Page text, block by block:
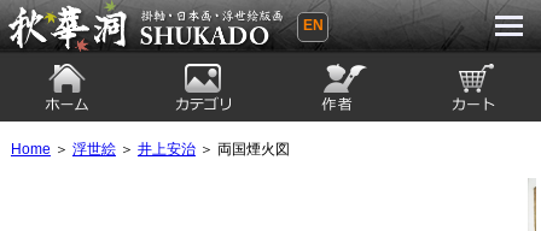
秋華洞 SHUKADO 掛軸・日本画・浮世
EN
Home ＞ 浮世絵＞ 井上安治＞ 両国煙火図